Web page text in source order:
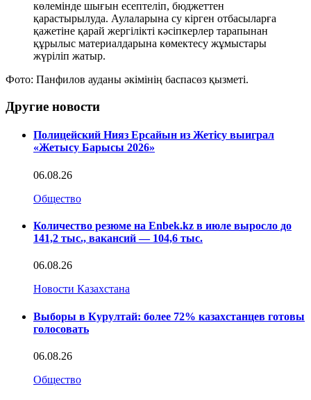
көлемінде шығын есептеліп, бюджеттен
қарастырылуда. Аулаларына су кірген отбасыларға
қажетіне қарай жергілікті кәсіпкерлер тарапынан
құрылыс материалдарына көмектесу жұмыстары
жүріліп жатыр.
Фото: Панфилов ауданы әкімінің баспасөз қызметі.
Другие новости
Полицейский Нияз Ерсайын из Жетісу выиграл
«Жетысу Барысы 2026»
06.08.26
Общество
Количество резюме на Enbek.kz в июле выросло до
141,2 тыс., вакансий — 104,6 тыс.
06.08.26
Новости Казахстана
Выборы в Курултай: более 72% казахстанцев готовы
голосовать
06.08.26
Общество